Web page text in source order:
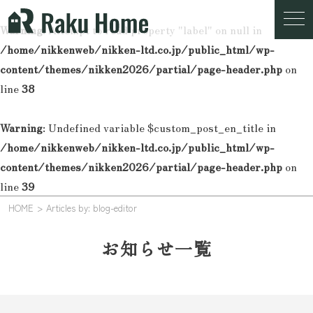
Warning: Attempt to read property "label" on null in
/home/nikkenweb/nikken-ltd.co.jp/public_html/wp-
content/themes/nikken2026/partial/page-header.php on
line38
Warning: Undefined variable $custom_post_en_title in
/home/nikkenweb/nikken-ltd.co.jp/public_html/wp-
content/themes/nikken2026/partial/page-header.php on
line39
HOME Articles by: blog-editor
お知らせ一覧